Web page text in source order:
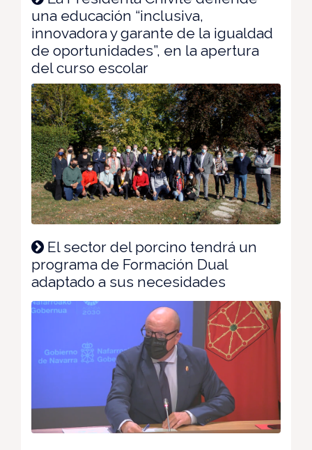
una educación “inclusiva,
innovadora y garante de la igualdad
de oportunidades”, en la apertura
del curso escolar
El sector del porcino tendrá un
programa de Formación Dual
adaptado a sus necesidades